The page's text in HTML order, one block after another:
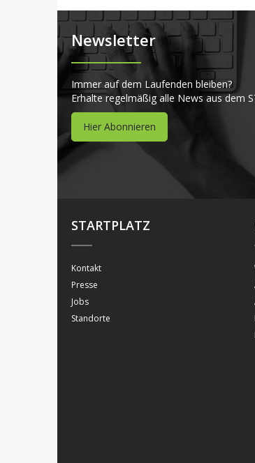
Newsletter
Immer auf dem Laufenden bleiben?
Erhalte regelmäßig alle News aus dem
Hier Abonnieren
STARTPLATZ
Kontakt
Presse
Jobs
Standorte